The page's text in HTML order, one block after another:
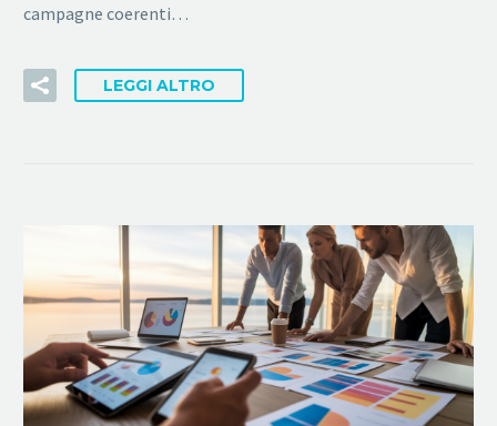
campagne coerenti…
LEGGI ALTRO